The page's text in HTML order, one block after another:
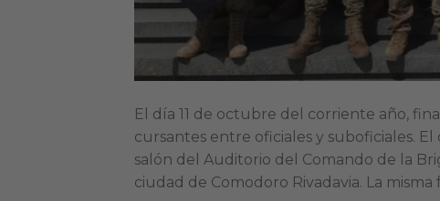
El día 11 de octubre del corriente año,
cursantes entre oficiales y suboficiales.
salón del Auditorio del Comando de la
ciudad de Comodoro Rivadavia. La misma